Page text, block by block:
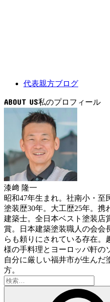
代表親方ブログ
ABOUT US
漆﨑 隆一
昭和47年生まれ。社南小・至
塗装歴30年。大工歴25年。携
建築士。全日本ベスト塗装店
賞。日本建築塗装職人の会会
らも頼りにされている存在。
様の手料理とヨーロッパ軒の
自分に厳しい福井市が生んだ
方。
検
索: